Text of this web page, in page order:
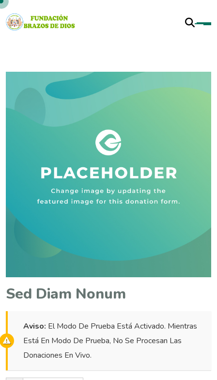
Sed Diam Nonum
Aviso: El Modo De Prueba Está Activado. Mientras
Está En Modo De Prueba, No Se Procesan Las
Donaciones En Vivo.